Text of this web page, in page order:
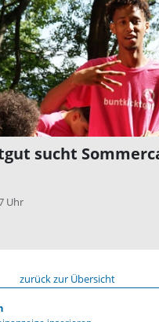
sucht
Uhr
zurück zur Übersicht